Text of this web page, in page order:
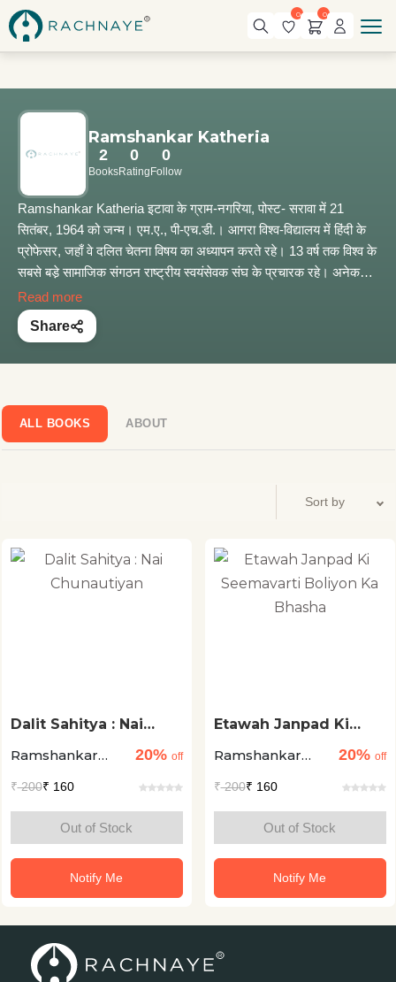
0 0
Ramshankar Katheria
2
Books
0
Rating
0
Follow
Ramshankar Katheria इटावा के ग्राम-नगरिया, पोस्ट- सरावा में 21
सितंबर, 1964 को जन्म। एम.ए., पी-एच.डी.। आगरा विश्व-विद्यालय में हिंदी के
प्रोफेसर, जहाँ वे दलित चेतना विषय का अध्यापन करते रहे। 13 वर्ष तक विश्व के
सबसे बडे़ सामाजिक संगठन राष्ट्रीय स्वयंसेवक संघ के प्रचारक रहे। अनेक
पुस्तकों के लेखक डॉ. कठेरिया सर्वप्रथम 2009 में, फिर 2014 में लोकसभा के
लिए चुने गए। संप्रति : मानव संसाधन विकास राज्य मंत्री, भारत सरकार।
संपर्क : office.mpagra@gmail.com
Read more
Share
ALL BOOKS ABOUT
Dalit Sahitya : Nai
Ramshankar
20% off
₹200₹ 160
Out of Stock
Notify Me
Etawah Janpad Ki
Ka Bhasha
Ramshankar
20% off
₹200₹ 160
Out of Stock
Notify Me